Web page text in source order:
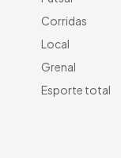
Corridas
Local
Grenal
Esporte total